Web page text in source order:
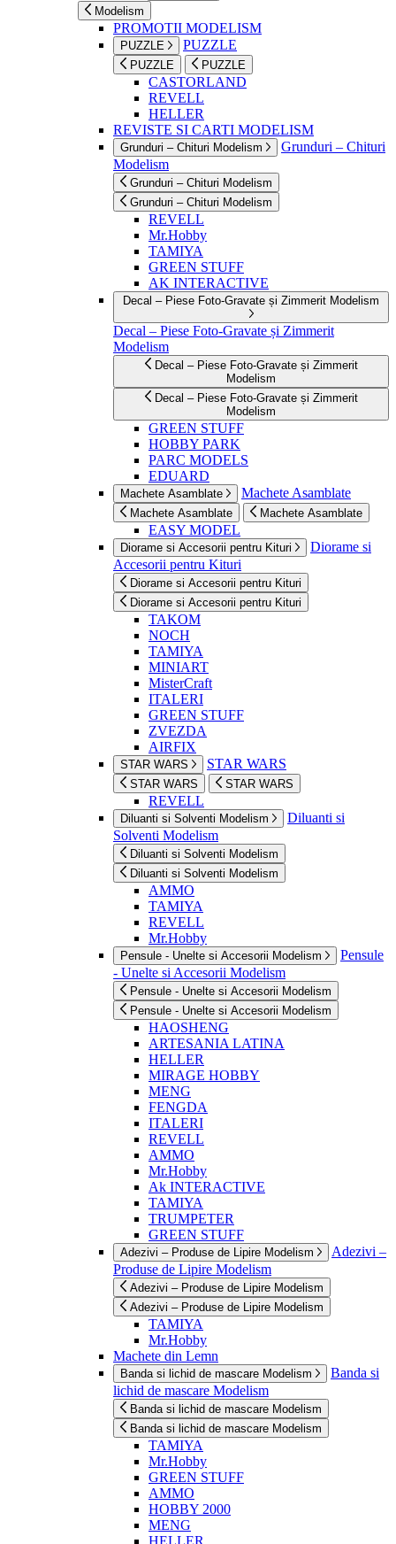
Modelism
PROMOTII MODELISM
PUZZLE PUZZLE
PUZZLE PUZZLE
CASTORLAND
REVELL
HELLER
REVISTE SI CARTI MODELISM
Grunduri – Chituri Modelism
Grunduri – Chituri
Modelism
Grunduri – Chituri Modelism
Grunduri – Chituri Modelism
REVELL
Mr.Hobby
TAMIYA
GREEN STUFF
AK INTERACTIVE
Decal – Piese Foto-Gravate și Zimmerit Modelism
Decal – Piese Foto-Gravate și Zimmerit
Modelism
Decal – Piese Foto-Gravate și Zimmerit
Modelism
Decal – Piese Foto-Gravate și Zimmerit
Modelism
GREEN STUFF
HOBBY PARK
PARC MODELS
EDUARD
Machete Asamblate Machete Asamblate
Machete Asamblate Machete Asamblate
EASY MODEL
Diorame si Accesorii pentru Kituri
Diorame si
Accesorii pentru Kituri
Diorame si Accesorii pentru Kituri
Diorame si Accesorii pentru Kituri
TAKOM
NOCH
TAMIYA
MINIART
MisterCraft
ITALERI
GREEN STUFF
ZVEZDA
AIRFIX
STAR WARS STAR WARS
STAR WARS STAR WARS
REVELL
Diluanti si Solventi Modelism
Diluanti si
Solventi Modelism
Diluanti si Solventi Modelism
Diluanti si Solventi Modelism
AMMO
TAMIYA
REVELL
Mr.Hobby
Pensule - Unelte si Accesorii Modelism
Pensule
- Unelte si Accesorii Modelism
Pensule - Unelte si Accesorii Modelism
Pensule - Unelte si Accesorii Modelism
HAOSHENG
ARTESANIA LATINA
HELLER
MIRAGE HOBBY
MENG
FENGDA
ITALERI
REVELL
AMMO
Mr.Hobby
Ak INTERACTIVE
TAMIYA
TRUMPETER
GREEN STUFF
Adezivi – Produse de Lipire Modelism
Adezivi –
Produse de Lipire Modelism
Adezivi – Produse de Lipire Modelism
Adezivi – Produse de Lipire Modelism
TAMIYA
Mr.Hobby
Machete din Lemn
Banda si lichid de mascare Modelism
Banda si
lichid de mascare Modelism
Banda si lichid de mascare Modelism
Banda si lichid de mascare Modelism
TAMIYA
Mr.Hobby
GREEN STUFF
AMMO
HOBBY 2000
MENG